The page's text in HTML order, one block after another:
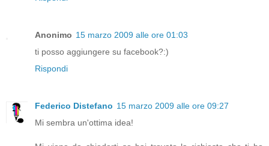
Anonimo 15 marzo 2009 alle ore 01:03
ti posso aggiungere su facebook?:)
Rispondi
Federico Distefano 15 marzo 2009 alle ore 09:27
Mi sembra un'ottima idea!